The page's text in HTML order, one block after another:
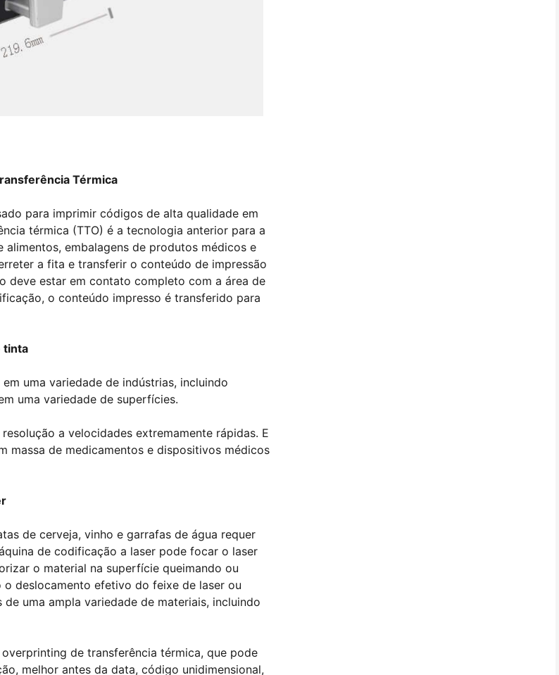
Térmica
para imprimir códigos de alta qualidade em
térmica (TTO) é a tecnologia anterior para a
embalagens de produtos médicos e
a fita e transferir o conteúdo de impressão
deve estar em contato completo com a área de
o conteúdo impresso é transferido para
tinta
uma variedade de indústrias, incluindo
uma variedade de superfícies.
a velocidades extremamente rápidas. E
massa de medicamentos e dispositivos médicos
de cerveja, vinho e garrafas de água requer
de codificação a laser pode focar o laser
o material na superfície queimando ou
deslocamento efetivo do feixe de laser ou
uma ampla variedade de materiais, incluindo
de transferência térmica, que pode
melhor antes da data, código unidimensional,